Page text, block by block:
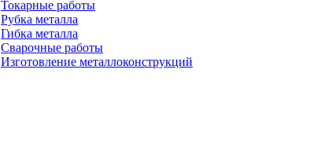
Токарные работы
Рубка металла
Гибка металла
Сварочные работы
Изготовление металлоконструкций